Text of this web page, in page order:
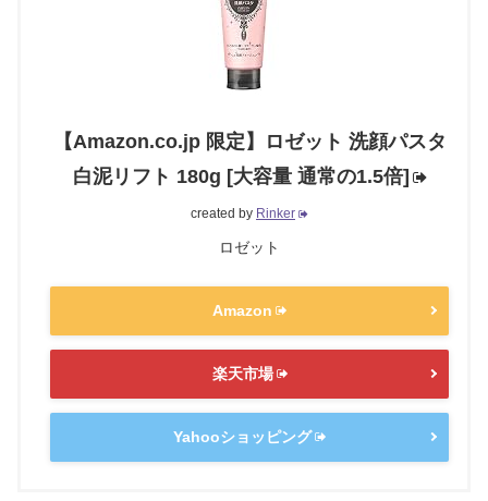
【Amazon.co.jp 限定】ロゼット 洗顔パスタ
白泥リフト 180g [大容量 通常の1.5倍]
created by Rinker
ロゼット
Amazon
楽天市場
Yahooショッピング